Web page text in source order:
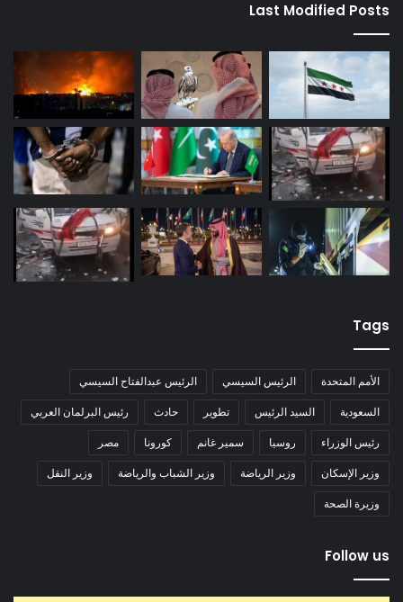
Last Modified Posts
Tags
الأمم المتحدة الرئيس السيسي الرئيس عبدالفتاح السيسي
السعودية السيد الرئيس تطوير حادث رئيس البرلمان العربي
رئيس الوزراء روسيا سمير غانم كورونا مصر
وزير الإسكان وزير الرياضة وزير الشباب والرياضة وزير النقل
وزيرة الصحة
Follow us